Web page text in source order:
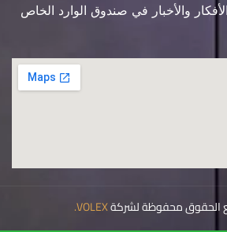
والأخبار في صندوق الوارد الخاص
VOLEX
.